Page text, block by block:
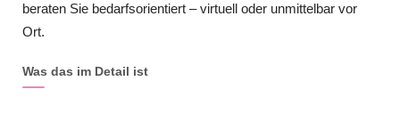
beraten Sie bedarfsorientiert – virtuell oder unmittelbar vor
Ort.
Was das im Detail ist